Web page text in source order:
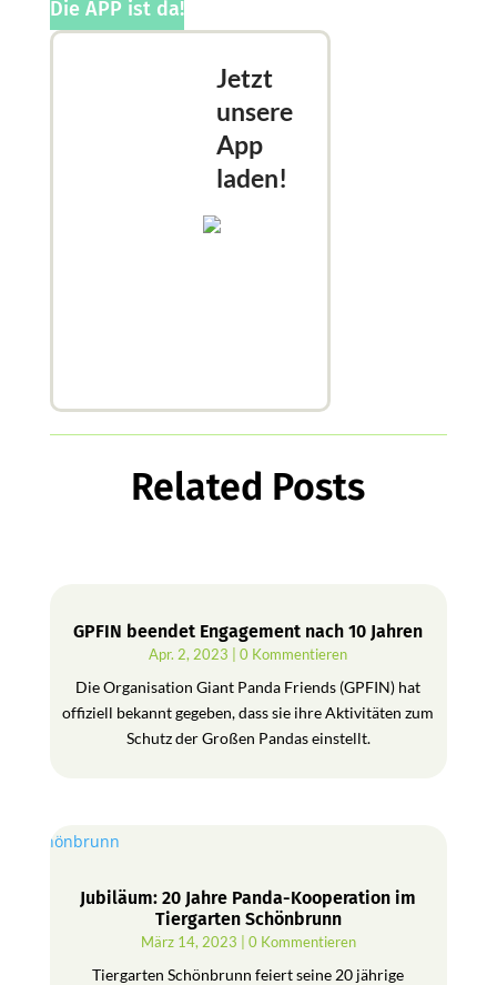
Die APP ist da!
Jetzt
unsere
App
laden!
Related Posts
GPFIN beendet Engagement nach 10 Jahren
Apr. 2, 2023 | 0 Kommentieren
Die Organisation Giant Panda Friends (GPFIN) hat
offiziell bekannt gegeben, dass sie ihre Aktivitäten zum
Schutz der Großen Pandas einstellt.
Jubiläum: 20 Jahre Panda-Kooperation im
Tiergarten Schönbrunn
März 14, 2023 | 0 Kommentieren
Tiergarten Schönbrunn feiert seine 20 jährige